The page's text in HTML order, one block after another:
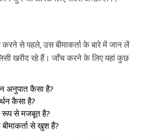
करने से पहले, उस बीमाकर्ता के बारे में जान लें
खरीद रहे हैं। जाँच करने के लिए यहां कुछ
अनुपात कैसा है?
कैसा है?
रूप से मजबूत है?
बीमाकर्ता से खुश हैं?